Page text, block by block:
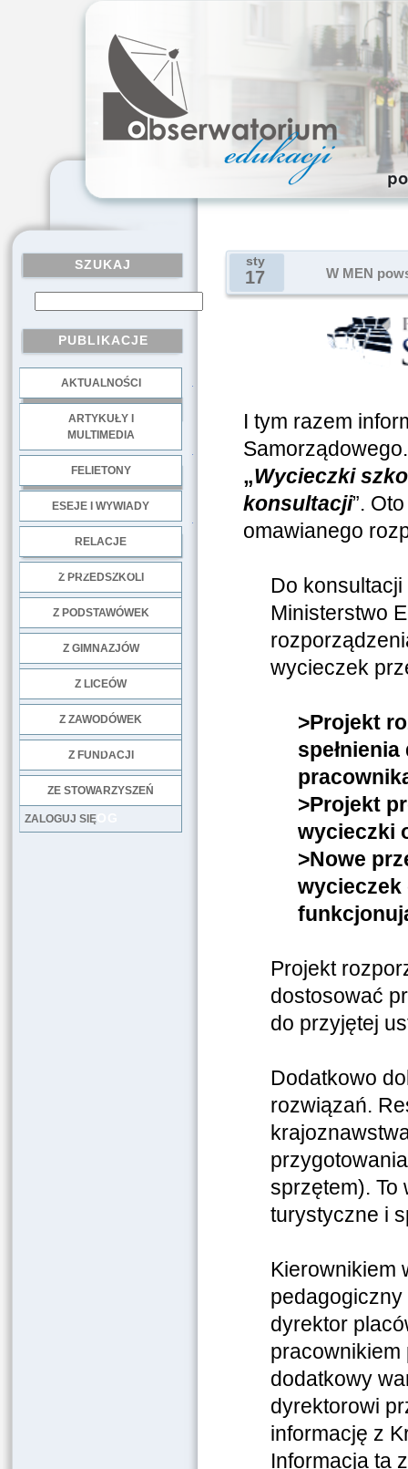
SZUKAJ
PUBLIKACJE
AKTUALNOŚCI
ARTYKUŁY I
MULTIMEDIA
FELIETONY
ESEJE I WYWIADY
RELACJE
Z PRZEDSZKOLI
Z PODSTAWÓWEK
Z GIMNAZJÓW
Z LICEÓW
Z ZAWODÓWEK
Z FUNDACJI
ZE STOWARZYSZEŃ
LOG
ZALOGUJ SIĘ
sty
17 W MEN
I tym razem
„Wycieczki
konsultacji”.
omawianego
Do
Ministerstwo
wycieczek
>Projekt
>Projekt
wycieczki
>Nowe
wycieczek
Projekt
dostosować
do przyjętej
Dodatkowo
rozwiązań.
sprzętem).
turystyczne i
Kierownikiem
pedagogiczny
dyrektor
pracownikiem
dodatkowy
dyrektorowi
informację z
Informacja ta